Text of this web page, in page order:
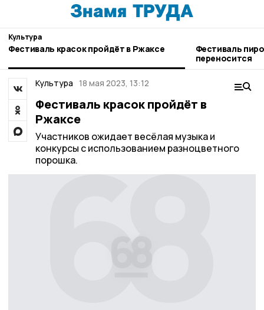
Культура
Фестиваль красок пройдёт в Ржаксе
Фестиваль
переносится
Культура 18 мая 2023, 13:12
Фестиваль красок пройдёт в
Ржаксе
Участников ожидает весёлая музыка и
конкурсы с использованием разноцветного
порошка.